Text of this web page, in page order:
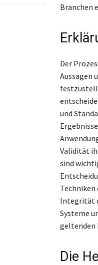
Branchen
Der
Aussagen
und
Validität
sind
Integrität
Systeme
geltenden
Die